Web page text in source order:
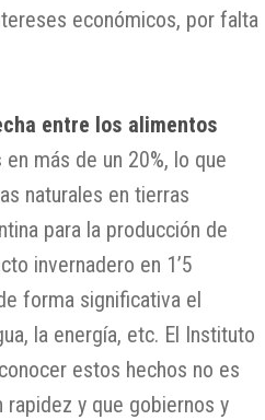
económicos, por falta
entre los alimentos
en más de un 20%, lo que
naturales en tierras
para la producción de
invernadero en 1’5
forma significativa el
la energía, etc. El Instituto
estos hechos no es
y que gobiernos y